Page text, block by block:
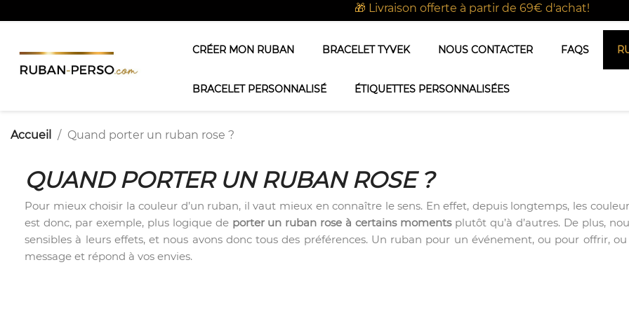
🎁 Livraison offerte à partir de 69€ d'achat!
CRÉER MON RUBAN BRACELET TYVEK NOUS CONTACTER FAQS
BRACELET PERSONNALISÉ ÉTIQUETTES PERSONNALISÉES
Accueil Quand porter un ruban rose ?
QUAND PORTER UN RUBAN ROSE ?
Pour mieux choisir la couleur d’un ruban, il vaut mieux en connaître le sens. En effet, depuis longtemps, les
est donc, par exemple, plus logique de porter un ruban rose à certains momentsplutôt qu’à d’autres. De plus,
sensibles à leurs effets, et nous avons donc tous des préférences. Un ruban pour un événement, ou pour offrir,
message et répond à vos envies.